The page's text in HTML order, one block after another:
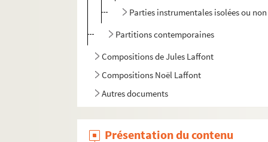
Parties instrumentales isolées ou
Partitions contemporaines
Compositions de Jules Laffont
Compositions Noël Laffont
Autres documents
Présentation du contenu